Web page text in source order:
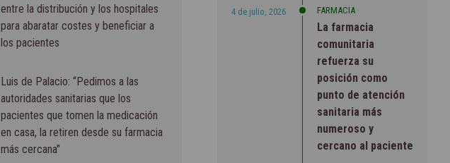
entre la distribución y los hospitales
para abaratar costes y beneficiar a
los pacientes
Luis de Palacio: “Pedimos a las
autoridades sanitarias que los
pacientes que tomen la medicación
en casa, la retiren desde su farmacia
más cercana"
4 de julio, 2026 FARMACIA
La farmacia
comunitaria
refuerza su
posición como
punto de atención
sanitaria más
numeroso y
cercano al paciente